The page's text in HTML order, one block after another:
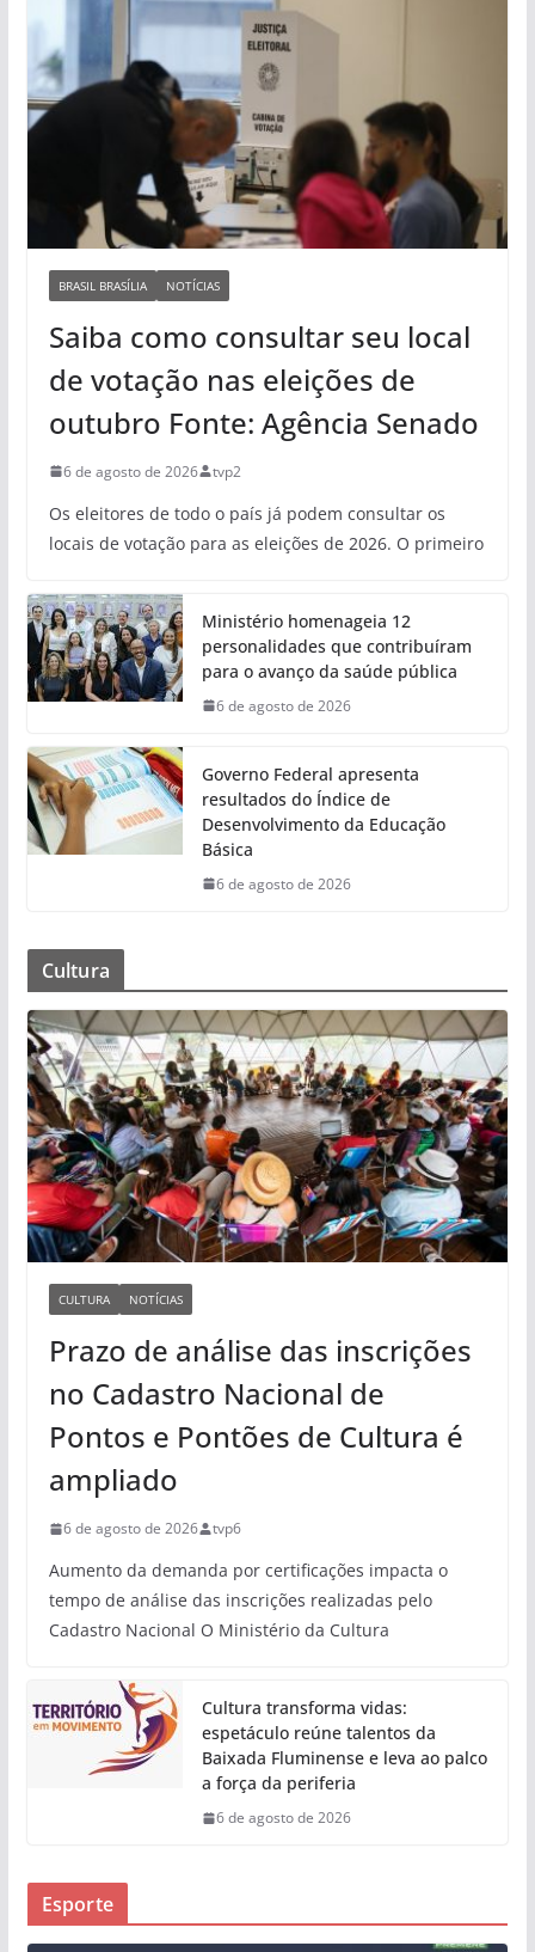
BRASIL BRASÍLIA NOTÍCIAS
Saiba como consultar seu local
de votação nas eleições de
outubro Fonte: Agência Senado
6 de agosto de 2026 tvp2
Os eleitores de todo o país já podem consultar os
locais de votação para as eleições de 2026. O primeiro
Ministério homenageia 12
personalidades que contribuíram
para o avanço da saúde pública
6 de agosto de 2026
Governo Federal apresenta
resultados do Índice de
Desenvolvimento da Educação
Básica
6 de agosto de 2026
Cultura
CULTURA NOTÍCIAS
Prazo de análise das inscrições
no Cadastro Nacional de
Pontos e Pontões de Cultura é
ampliado
6 de agosto de 2026 tvp6
Aumento da demanda por certificações impacta o
tempo de análise das inscrições realizadas pelo
Cadastro Nacional O Ministério da Cultura
Cultura transforma vidas:
espetáculo reúne talentos da
Baixada Fluminense e leva ao palco
a força da periferia
6 de agosto de 2026
Esporte